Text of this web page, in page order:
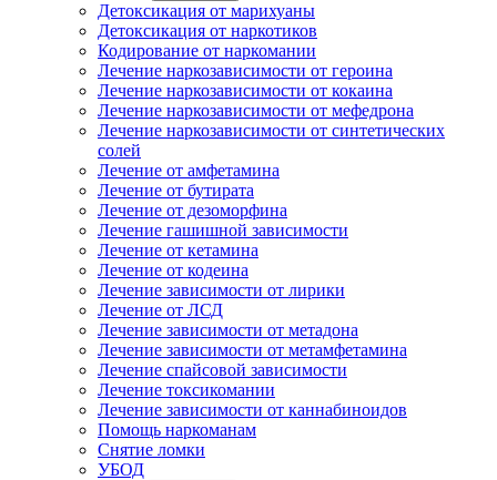
Детоксикация от марихуаны
Детоксикация от наркотиков
Кодирование от наркомании
Лечение наркозависимости от героина
Лечение наркозависимости от кокаина
Лечение наркозависимости от мефедрона
Лечение наркозависимости от синтетических
солей
Лечение от амфетамина
Лечение от бутирата
Лечение от дезоморфина
Лечение гашишной зависимости
Лечение от кетамина
Лечение от кодеина
Лечение зависимости от лирики
Лечение от ЛСД
Лечение зависимости от метадона
Лечение зависимости от метамфетамина
Лечение спайсовой зависимости
Лечение токсикомании
Лечение зависимости от каннабиноидов
Помощь наркоманам
Снятие ломки
УБОД